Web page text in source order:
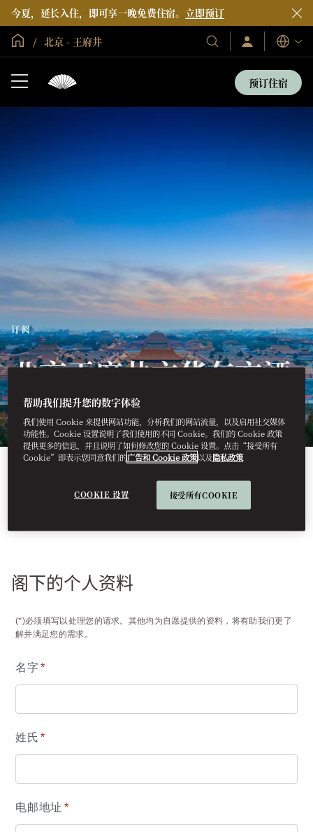
今夏，延长入住，即可享一晚免费住宿。 立即预订
全球首页
北京 - 王府井
我
们
登
录/
即
加
入
语
言
预订住宿
订阅
北京王府井文华东方酒
店
如果您想收到北京王府井文华东方酒店的最新
消息和优惠, 请填写下面的表格
阁下的个人资料
(*)必须填写以处理您的请求。其他均为自愿提供的资料，将有助我们更了
解并满足您的需求。
名字*
姓氏 *
电邮地址 *
帮助我们提升您的数字体验
我们使用 Cookie 来提供网站功能，分析我们的网站流量，以及启用社交媒体
功能性。Cookie 设置说明了我们使用的不同 Cookie。我们的 Cookie 政策
提供更多的信息，并且说明了如何修改您的 Cookie 设置。点击“接受所有
Cookie”即表示您同意我们的广告和 Cookie 政策以及隐私政策
COOKIE 设置 接受所有COOKIE